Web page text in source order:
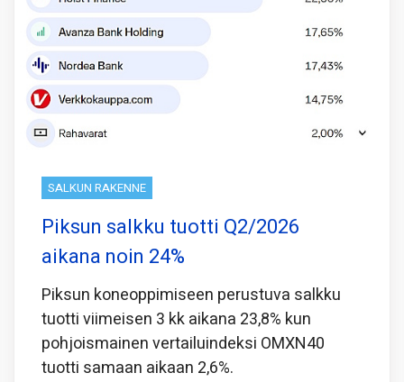
SALKUN RAKENNE
Piksun salkku tuotti Q2/2026
aikana noin 24%
Piksun koneoppimiseen perustuva salkku
tuotti viimeisen 3 kk aikana 23,8% kun
pohjoismainen vertailuindeksi OMXN40
tuotti samaan aikaan 2,6%.